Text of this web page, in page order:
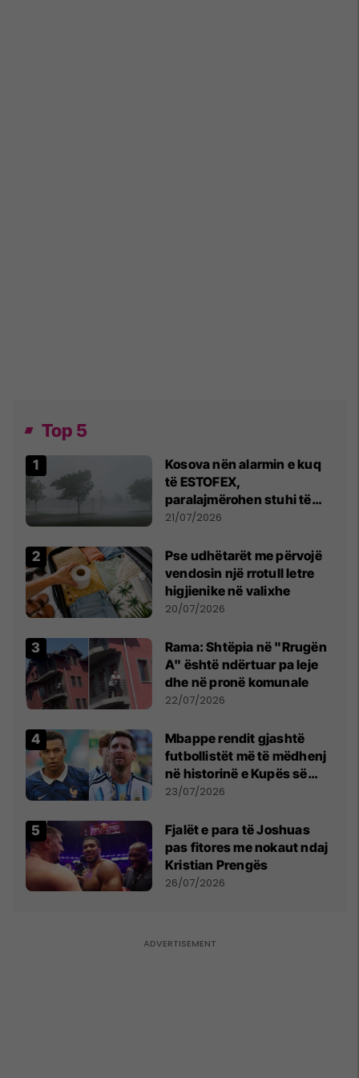
Top 5
Kosova nën alarmin e kuq
të ESTOFEX,
paralajmërohen stuhi të
fuqishme me breshër dhe
21/07/2026
Pse udhëtarët me përvojë
vendosin një rrotull letre
higjienike në valixhe
20/07/2026
Rama: Shtëpia në "Rrugën
A" është ndërtuar pa leje
dhe në pronë komunale
22/07/2026
Mbappe rendit gjashtë
futbollistët më të mëdhenj
në historinë e Kupës së
Botës, Messi mbetet i dyti
23/07/2026
Fjalët e para të Joshuas
pas fitores me nokaut ndaj
Kristian Prengës
26/07/2026